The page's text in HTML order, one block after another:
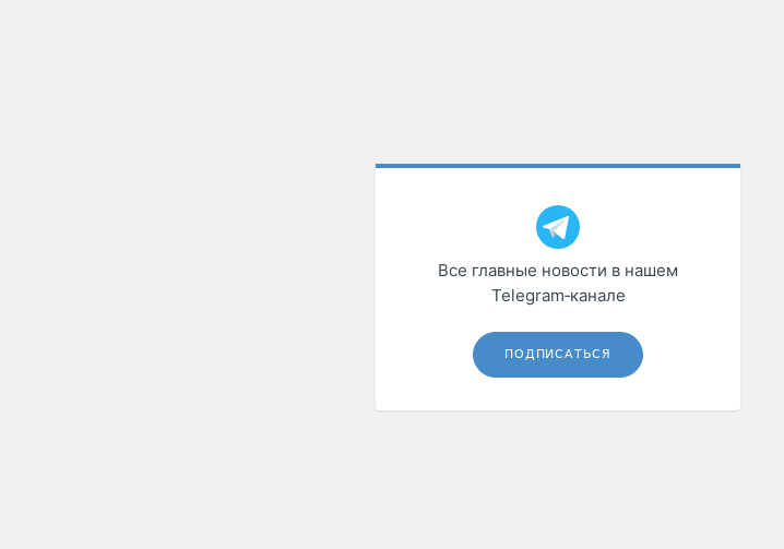
Все главные новости в нашем
Telegram‑канале
ПОДПИСАТЬСЯ